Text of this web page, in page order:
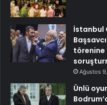
İstanbul
törenine
Ağustos
Ünlü